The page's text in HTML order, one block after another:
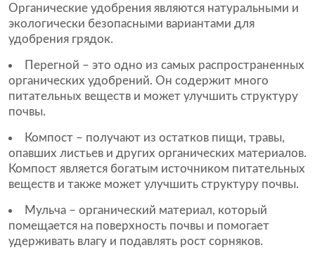
Органические удобрения являются натуральными и
экологически безопасными вариантами для
удобрения грядок.
Перегной – это одно из самых распространенных
органических удобрений. Он содержит много
питательных веществ и может улучшить структуру
почвы.
Компост – получают из остатков пищи, травы,
опавших листьев и других органических материалов.
Компост является богатым источником питательных
веществ и также может улучшить структуру почвы.
Мульча – органический материал, который
помещается на поверхность почвы и помогает
удерживать влагу и подавлять рост сорняков.